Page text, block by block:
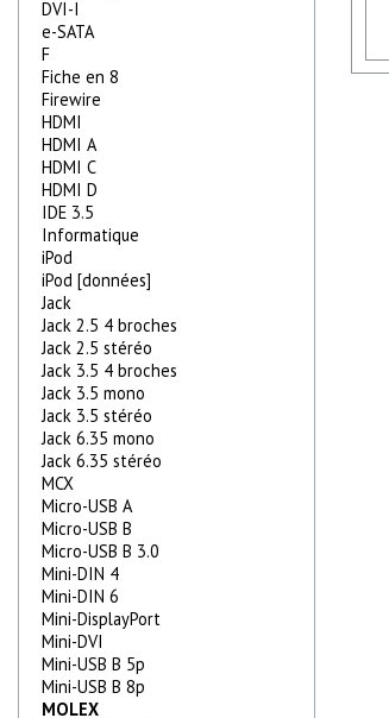
DVI-I
e-SATA
F
Fiche en 8
Firewire
HDMI
HDMI A
HDMI C
HDMI D
IDE 3.5
Informatique
iPod
iPod [données]
Jack
Jack 2.5 4 broches
Jack 2.5 stéréo
Jack 3.5 4 broches
Jack 3.5 mono
Jack 3.5 stéréo
Jack 6.35 mono
Jack 6.35 stéréo
MCX
Micro-USB A
Micro-USB B
Micro-USB B 3.0
Mini-DIN 4
Mini-DIN 6
Mini-DisplayPort
Mini-DVI
Mini-USB B 5p
Mini-USB B 8p
MOLEX